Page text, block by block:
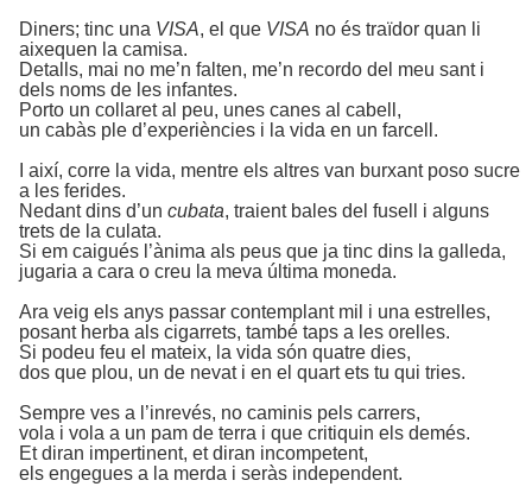
Diners; tinc una VISA, el que VISA no és traïdor quan li
aixequen la camisa.
Detalls, mai no me’n falten, me’n recordo del meu sant i
dels noms de les infantes.
Porto un collaret al peu, unes canes al cabell,
un cabàs ple d’experiències i la vida en un farcell.
I així, corre la vida, mentre els altres van burxant poso sucre
a les ferides.
Nedant dins d’un cubata, traient bales del fusell i alguns
trets de la culata.
Si em caigués l’ànima als peus que ja tinc dins la galleda,
jugaria a cara o creu la meva última moneda.
Ara veig els anys passar contemplant mil i una estrelles,
posant herba als cigarrets, també taps a les orelles.
Si podeu feu el mateix, la vida són quatre dies,
dos que plou, un de nevat i en el quart ets tu qui tries.
Sempre ves a l’inrevés, no caminis pels carrers,
vola i vola a un pam de terra i que critiquin els demés.
Et diran impertinent, et diran incompetent,
els engegues a la merda i seràs independent.